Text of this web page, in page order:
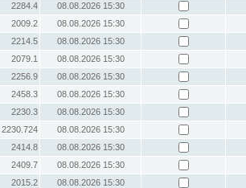
2284.4
08.08.2026 15:30
2009.2
08.08.2026 15:30
2214.5
08.08.2026 15:30
2079.1
08.08.2026 15:30
2256.9
08.08.2026 15:30
2458.3
08.08.2026 15:30
2230.3
08.08.2026 15:30
2230.724
08.08.2026 15:30
2414.8
08.08.2026 15:30
2409.7
08.08.2026 15:30
2015.2
08.08.2026 15:30